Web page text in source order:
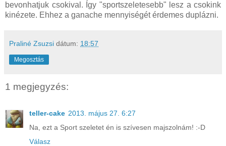
bevonhatjuk csokival. Így "sportszeletesebb" lesz a csokink
kinézete. Ehhez a ganache mennyiségét érdemes duplázni.
Praliné Zsuzsi dátum: 18:57
Megosztás
1 megjegyzés:
teller-cake 2013. május 27. 6:27
Na, ezt a Sport szeletet én is szívesen majszolnám! :-D
Válasz